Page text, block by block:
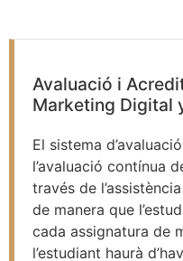
Avaluació i
Marketing Digital
El sistema
l’avaluació contínua
través de
de manera que
cada assignatura de
l’estudiant haurà